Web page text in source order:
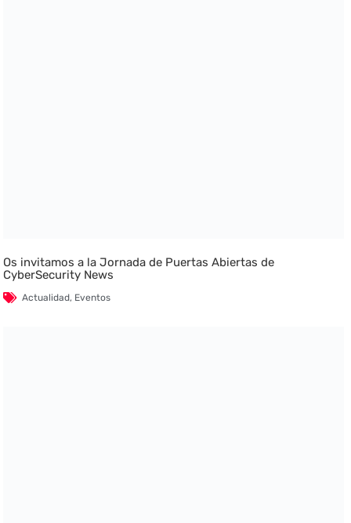
Os invitamos a la Jornada de Puertas Abiertas de
CyberSecurity News
Actualidad, Eventos